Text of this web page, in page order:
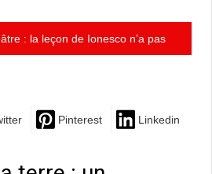
: la leçon de Ionesco n’a pas
Pinterest Linkedin